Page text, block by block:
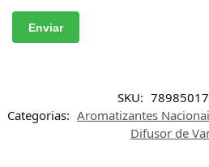
SKU:
Categorias: Aromatizantes
Difusor de